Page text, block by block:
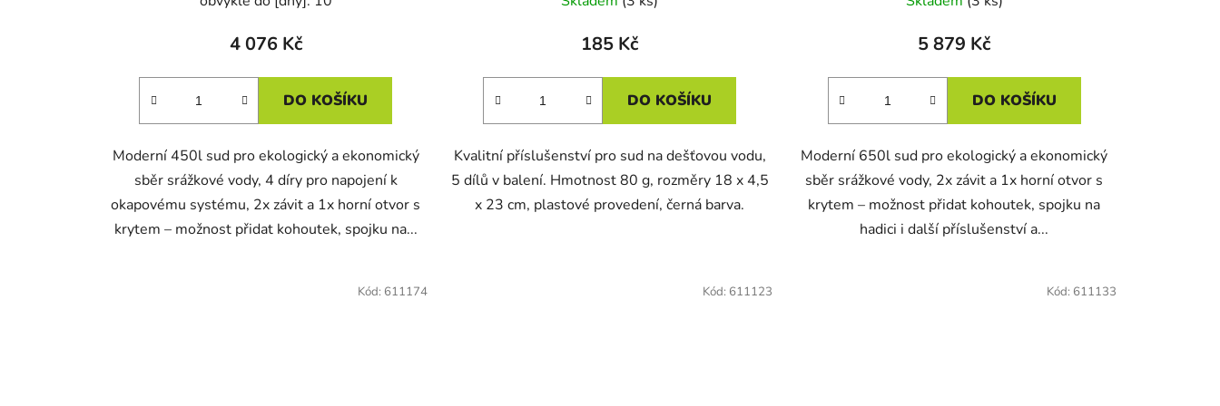
4 076 Kč
DO KOŠÍKU
Moderní 450l sud pro ekologický a ekonomický
sběr srážkové vody, 4 díry pro napojení k
okapovému systému, 2x závit a 1x horní otvor s
krytem – možnost přidat kohoutek, spojku na...
185 Kč
DO KOŠÍKU
Kvalitní příslušenství pro sud na dešťovou vodu,
5 dílů v balení. Hmotnost 80 g, rozměry 18 x 4,5
x 23 cm, plastové provedení, černá barva.
5 879 Kč
DO KOŠÍKU
Moderní 650l sud pro ekologický a ekonomický
sběr srážkové vody, 2x závit a 1x horní otvor s
krytem – možnost přidat kohoutek, spojku na
hadici i další příslušenství a...
Kód: 611174 Kód: 611123 Kód: 611133